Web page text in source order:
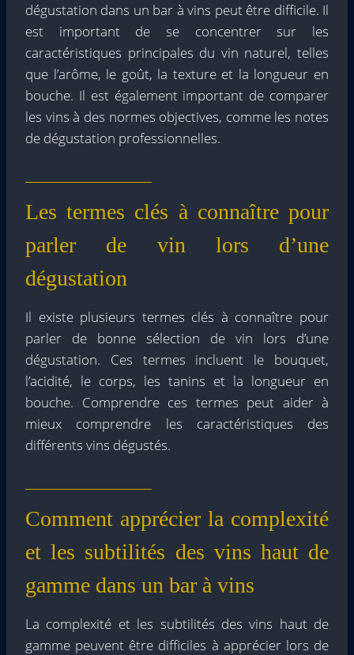
dégustation dans un bar à vins peut être difficile. Il
est important de se concentrer sur les
caractéristiques principales du vin naturel, telles
que l’arôme, le goût, la texture et la longueur en
bouche. Il est également important de comparer
les vins à des normes objectives, comme les notes
de dégustation professionnelles.
Les termes clés à connaître pour
parler de vin lors d’une
dégustation
Il existe plusieurs termes clés à connaître pour
parler de bonne sélection de vin lors d’une
dégustation. Ces termes incluent le bouquet,
l’acidité, le corps, les tanins et la longueur en
bouche. Comprendre ces termes peut aider à
mieux comprendre les caractéristiques des
différents vins dégustés.
Comment apprécier la complexité
et les subtilités des vins haut de
gamme dans un bar à vins
La complexité et les subtilités des vins haut de
gamme peuvent être difficiles à apprécier lors de